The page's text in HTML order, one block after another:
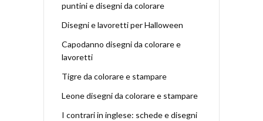
puntini e disegni da colorare
Disegni e lavoretti per Halloween
Capodanno disegni da colorare e
lavoretti
Tigre da colorare e stampare
Leone disegni da colorare e stampare
I contrari in inglese: schede e disegni